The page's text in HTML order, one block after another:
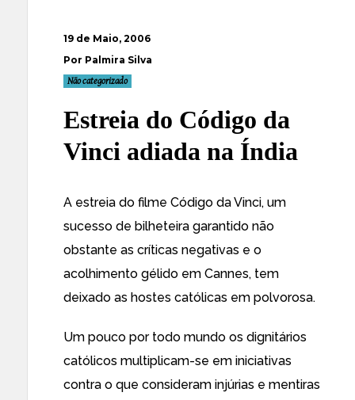
19 de Maio, 2006
Por Palmira Silva
Não categorizado
Estreia do Código da
Vinci adiada na Índia
A estreia do filme Código da Vinci, um
sucesso de bilheteira garantido não
obstante as críticas negativas e o
acolhimento gélido em Cannes, tem
deixado as hostes católicas em polvorosa.
Um pouco por todo mundo os dignitários
católicos multiplicam-se em iniciativas
contra o que consideram injúrias e mentiras